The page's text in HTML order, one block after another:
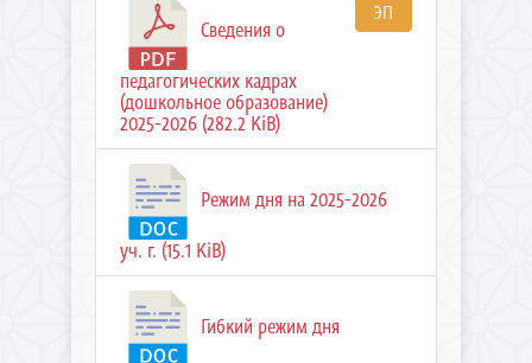
Сведения о
педагогических кадрах
(дошкольное образование)
2025-2026 (282.2 KiB)
ЭП
Режим дня на 2025-2026
уч. г. (15.1 KiB)
Гибкий режим дня